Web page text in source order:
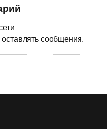
оставлять сообщения.